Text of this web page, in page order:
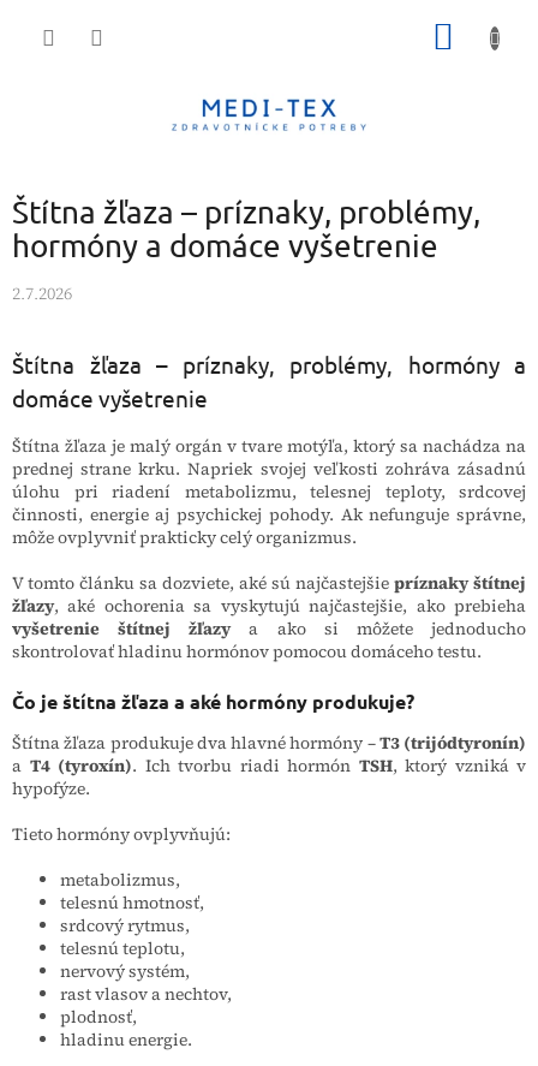
Štítna žľaza – príznaky, problémy,
hormóny a domáce vyšetrenie
2.7.2026
Štítna žľaza – príznaky, problémy, hormóny a
domáce vyšetrenie
Štítna žľaza je malý orgán v tvare motýľa, ktorý sa nachádza na
prednej strane krku. Napriek svojej veľkosti zohráva zásadnú
úlohu pri riadení metabolizmu, telesnej teploty, srdcovej
činnosti, energie aj psychickej pohody. Ak nefunguje správne,
môže ovplyvniť prakticky celý organizmus.
V tomto článku sa dozviete, aké sú najčastejšie príznaky štítnej
žľazy, aké ochorenia sa vyskytujú najčastejšie, ako prebieha
vyšetrenie štítnej žľazya ako si môžete jednoducho
skontrolovať hladinu hormónov pomocou domáceho testu.
Čo je štítna žľaza a aké hormóny produkuje?
Štítna žľaza produkuje dva hlavné hormóny –T3 (trijódtyronín)
a T4 (tyroxín). Ich tvorbu riadi hormón TSH, ktorý vzniká v
hypofýze.
Tieto hormóny ovplyvňujú:
metabolizmus,
telesnú hmotnosť,
srdcový rytmus,
telesnú teplotu,
nervový systém,
rast vlasov a nechtov,
plodnosť,
hladinu energie.